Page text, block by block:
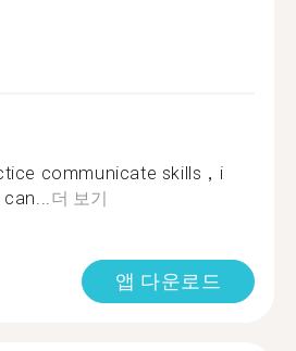
communicate skills，i
더 보기
앱 다운로드